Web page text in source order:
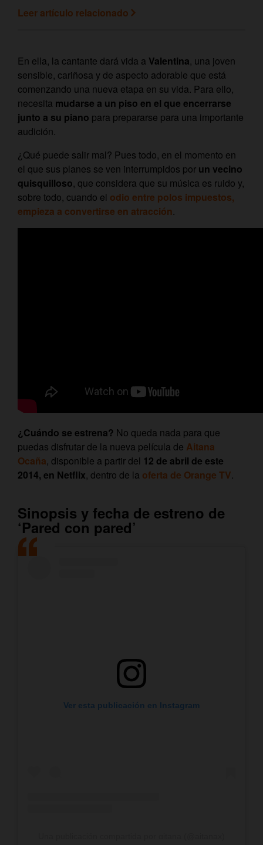
Leer artículo relacionado
En ella, la cantante dará vida a Valentina, una joven
sensible, cariñosa y de aspecto adorable que está
comenzando una nueva etapa en su vida. Para ello,
necesita mudarse a un piso en el que encerrarse
junto a su piano para prepararse para una importante
audición.
¿Qué puede salir mal? Pues todo, en el momento en
el que sus planes se ven interrumpidos por un vecino
quisquilloso, que considera que su música es ruido y,
sobre todo, cuando el odio entre polos impuestos,
empieza a convertirse en atracción.
¿Cuándo se estrena? No queda nada para que
puedas disfrutar de la nueva película de Aitana
Ocaña, disponible a partir del 12 de abril de este
2014, en Netflix, dentro de la oferta de Orange TV.
Sinopsis y fecha de estreno de
‘Pared con pared’
Ver esta publicación en Instagram